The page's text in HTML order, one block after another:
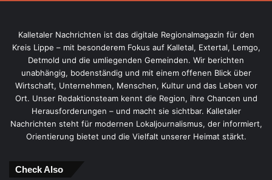
Kalletaler Nachrichten ist das digitale Regionalmagazin für den
Kreis Lippe – mit besonderem Fokus auf Kalletal, Extertal, Lemgo,
Detmold und die umliegenden Gemeinden. Wir berichten
unabhängig, bodenständig und mit einem offenen Blick über
Wirtschaft, Unternehmen, Menschen, Kultur und das Leben vor
Ort. Unser Redaktionsteam kennt die Region, ihre Chancen und
Herausforderungen – und macht sie sichtbar. Kalletaler
Nachrichten steht für modernen Lokaljournalismus, der informiert,
Orientierung bietet und die Vielfalt unserer Heimat stärkt.
Check Also